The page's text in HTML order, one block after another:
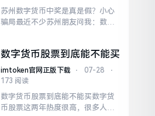
例，让我们清晰地看到了这些宏观
因素对市场产生的巨大作用。
苏州数字货币中奖是真是假？小心
骗局最近不少苏州朋友问我：数字
活动，但那些声称你“中奖”并要求
先交钱才能领奖的，基本都是骗
局。数字人民币作为法定货币的数
截然不同，不会存在类似彩票那样
通过随机抽奖的方式来决定结果。
数字货币股票到底能不能买
imtoken官网正版下载 ⋅ 07-28
⋅
173 阅读
数字货币股票到底能不能买数字货
币股票这两年热度很高，很多人看